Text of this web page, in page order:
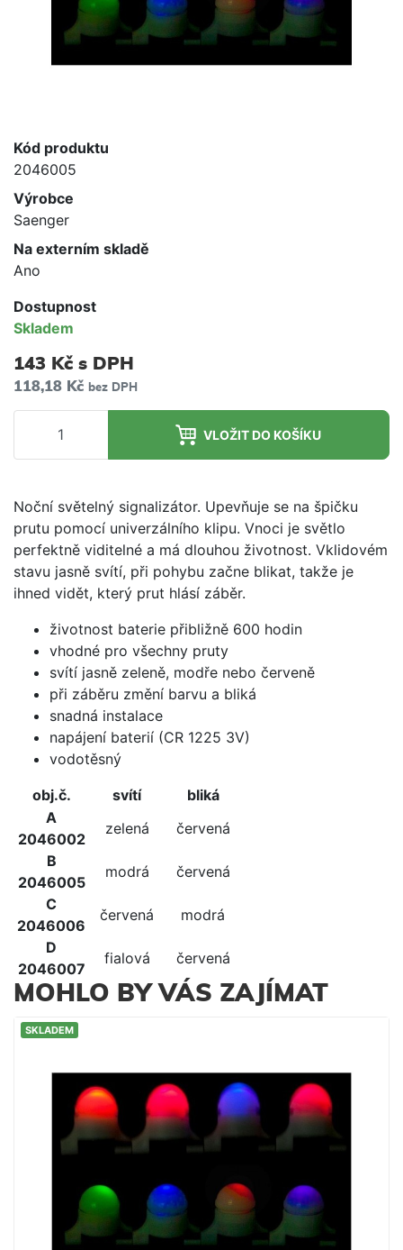
Kód produktu
2046005
Výrobce
Saenger
Na externím skladě
Ano
Dostupnost
Skladem
143 Kč s DPH
118,18 Kč bez DPH
VLOŽIT DO KOŠÍKU
Noční světelný signalizátor. Upevňuje se na špičku
prutu pomocí univerzálního klipu. Vnoci je světlo
perfektně viditelné a má dlouhou životnost. Vklidovém
stavu jasně svítí, při pohybu začne blikat, takže je
ihned vidět, který prut hlásí záběr.
životnost baterie přibližně 600 hodin
vhodné pro všechny pruty
svítí jasně zeleně, modře nebo červeně
při záběru změní barvu a bliká
snadná instalace
napájení baterií (CR 1225 3V)
vodotěsný
obj.č.
svítí
bliká
A
2046002
zelená
červená
B
2046005
modrá
červená
C
2046006
červená
modrá
D
2046007
fialová červená
MOHLO BY VÁS ZAJÍMAT
SKLADEM